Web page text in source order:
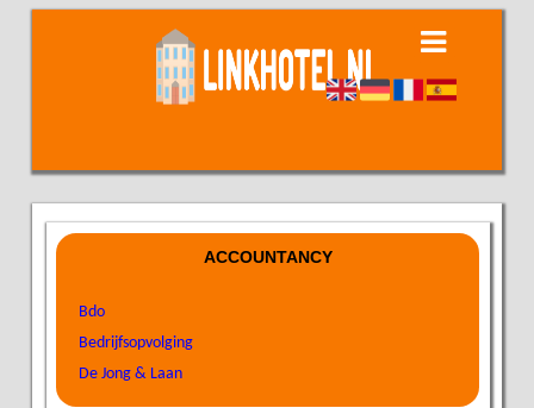
ACCOUNTANCY
Bdo
Bedrijfsopvolging
De Jong & Laan